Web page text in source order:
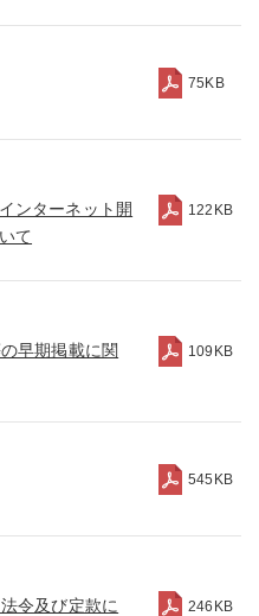
75KB
ンターネット開
て
122KB
早期掲載に関
109KB
545KB
令及び定款に
246KB